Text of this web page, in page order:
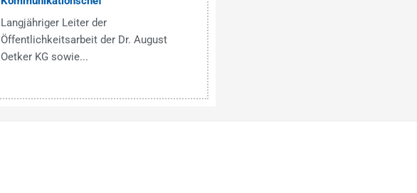
Langjähriger Leiter der
Öffentlichkeitsarbeit der Dr. August
Oetker KG sowie...